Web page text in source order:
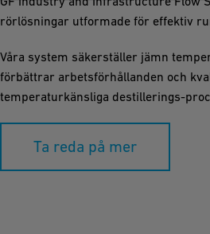
rörlösningar utformade för effektiv
Våra system säkerställer jämn
förbättrar arbetsförhållanden och
temperaturkänsliga destillerings-
Ta reda på mer